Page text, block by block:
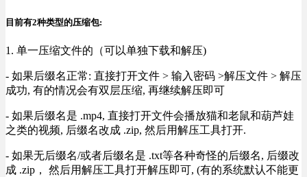
目前有2种类型的压缩包:
1. 单一压缩文件的（可以单独下载和解压)
- 如果后缀名正常: 直接打开文件 > 输入密码 >解压文件 > 解压
成功, 有的情况会有双层压缩, 再继续解压即可
- 如果后缀名是 .mp4, 直接打开文件会播放猫和老鼠和葫芦娃
之类的视频, 后缀名改成 .zip, 然后用解压工具打开.
- 如果无后缀名/或者后缀名是 .txt等各种奇怪的后缀名, 后缀改
成 .zip， 然后用解压工具打开解压即可, (有的系统默认不能更